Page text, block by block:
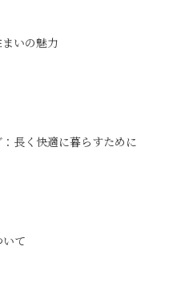
いの魅力
長く快適に暮らすために
て